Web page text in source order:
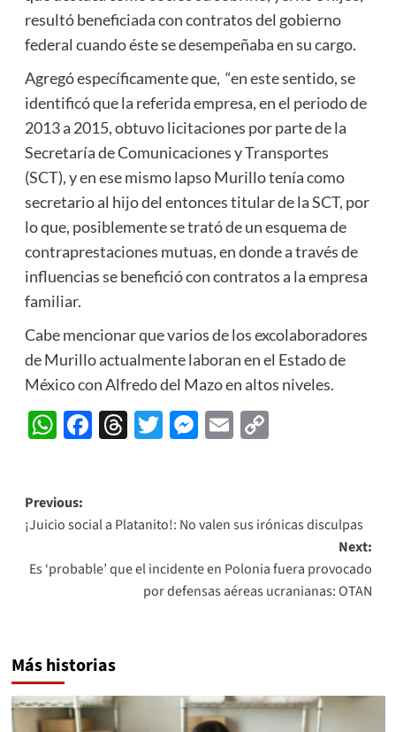
resultó beneficiada con contratos del gobierno
federal cuando éste se desempeñaba en su cargo.
Agregó específicamente que, “en este sentido, se
identificó que la referida empresa, en el periodo de
2013 a 2015, obtuvo licitaciones por parte de la
Secretaría de Comunicaciones y Transportes
(SCT), y en ese mismo lapso Murillo tenía como
secretario al hijo del entonces titular de la SCT, por
lo que, posiblemente se trató de un esquema de
contraprestaciones mutuas, en donde a través de
influencias se benefició con contratos a la empresa
familiar.
Cabe mencionar que varios de los excolaboradores
de Murillo actualmente laboran en el Estado de
México con Alfredo del Mazo en altos niveles.
WhatsApp
Facebook
Threads
Twitter
Messenger
EmailCopy
Post
navigation
Previous:
¡Juicio social a Platanito!: No valen sus irónicas disculpas
Next:
Es ‘probable’ que el incidente en Polonia fuera provocado
por defensas aéreas ucranianas: OTAN
Más historias